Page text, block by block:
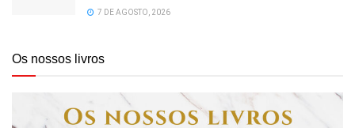
7 DE AGOSTO, 2026
Os nossos livros